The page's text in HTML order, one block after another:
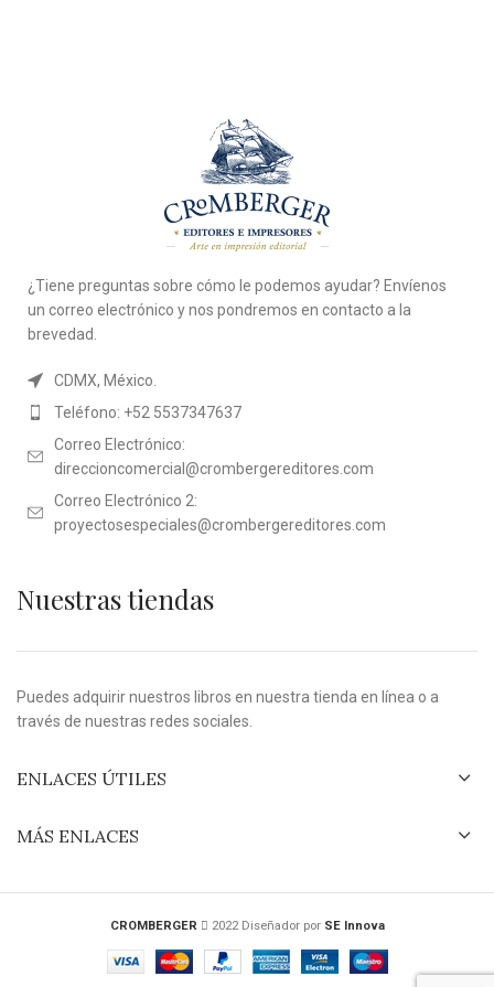
¿Tiene preguntas sobre cómo le podemos ayudar? Envíenos
un correo electrónico y nos pondremos en contacto a la
brevedad.
CDMX, México.
Teléfono: +52 5537347637
Correo Electrónico:
direccioncomercial@crombergereditores.com
Correo Electrónico 2:
proyectosespeciales@crombergereditores.com
Nuestras tiendas
Puedes adquirir nuestros libros en nuestra tienda en línea o a
través de nuestras redes sociales.
ENLACES ÚTILES
MÁS ENLACES
CROMBERGER 2022 Diseñador por SE Innova